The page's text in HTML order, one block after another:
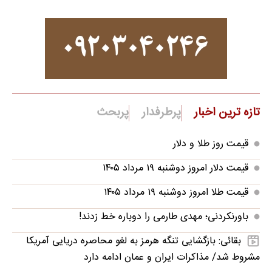
تازه ترین اخبار پرطرفدار پربحث
قیمت روز طلا و دلار
قیمت دلار امروز دوشنبه ۱۹ مرداد ۱۴۰۵
قیمت طلا امروز دوشنبه ۱۹ مرداد ۱۴۰۵
باورنکردنی؛ مهدی طارمی را دوباره خط زدند!
بقائی: بازگشایی تنگه هرمز به لغو محاصره دریایی آمریکا
مشروط شد/ مذاکرات ایران و عمان ادامه دارد